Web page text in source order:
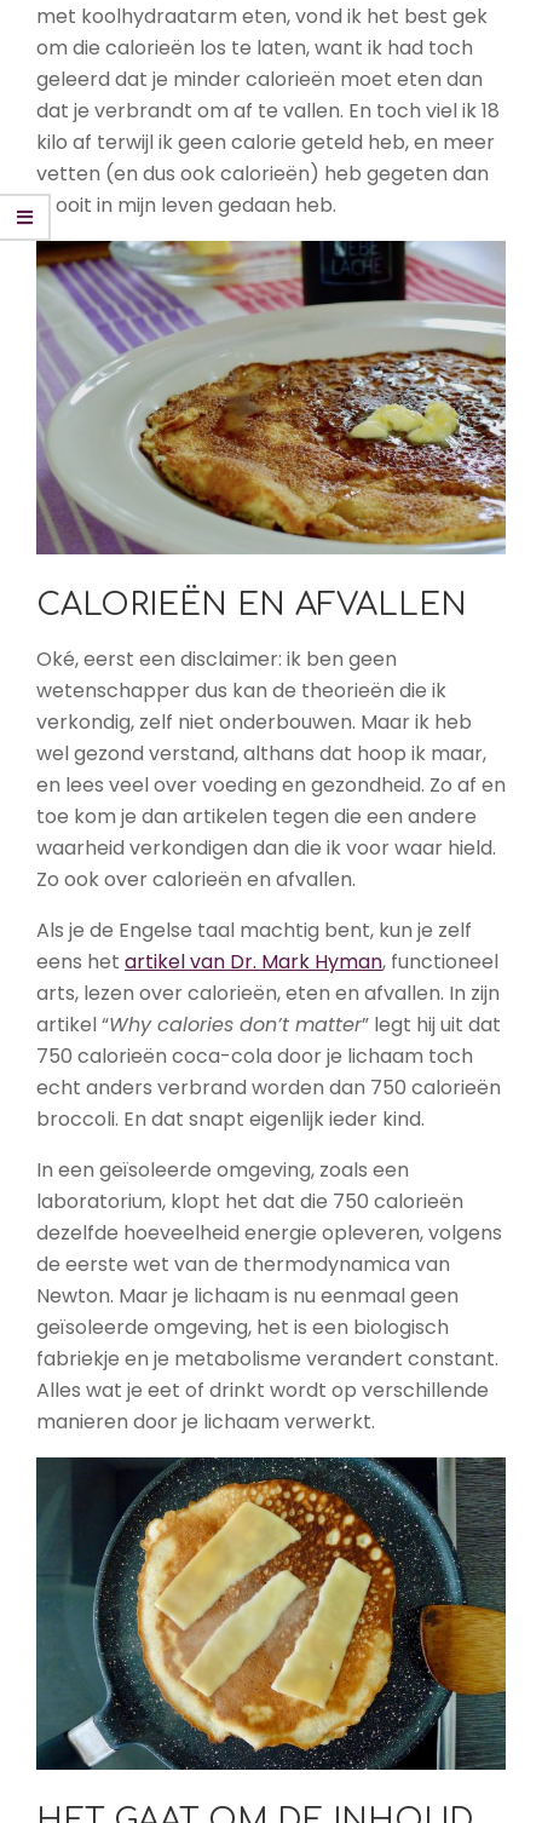
met koolhydraatarm eten, vond ik het best gek
om die calorieën los te laten, want ik had toch
geleerd dat je minder calorieën moet eten dan
dat je verbrandt om af te vallen. En toch viel ik 18
kilo af terwijl ik geen calorie geteld heb, en meer
vetten (en dus ook calorieën) heb gegeten dan
ik ooit in mijn leven gedaan heb.
CALORIEËN EN AFVALLEN
Oké, eerst een disclaimer: ik ben geen
wetenschapper dus kan de theorieën die ik
verkondig, zelf niet onderbouwen. Maar ik heb
wel gezond verstand, althans dat hoop ik maar,
en lees veel over voeding en gezondheid. Zo af en
toe kom je dan artikelen tegen die een andere
waarheid verkondigen dan die ik voor waar hield.
Zo ook over calorieën en afvallen.
Als je de Engelse taal machtig bent, kun je zelf
eens het artikel van Dr. Mark Hyman, functioneel
arts, lezen over calorieën, eten en afvallen. In zijn
artikel “Whycalories don’t matter” legt hij uit dat
750 calorieën coca-cola door je lichaam toch
echt anders verbrand worden dan 750 calorieën
broccoli. En dat snapt eigenlijk ieder kind.
In een geïsoleerde omgeving, zoals een
laboratorium, klopt het dat die 750 calorieën
dezelfde hoeveelheid energie opleveren, volgens
de eerste wet van de thermodynamica van
Newton. Maar je lichaam is nu eenmaal geen
geïsoleerde omgeving, het is een biologisch
fabriekje en je metabolisme verandert constant.
Alles wat je eet of drinkt wordt op verschillende
manieren door je lichaam verwerkt.